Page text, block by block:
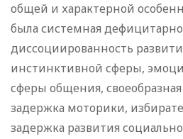
общей и характерной
была системная
диссоциированность
инстинктивной сферы,
сферы общения,
задержка моторики,
задержка развития